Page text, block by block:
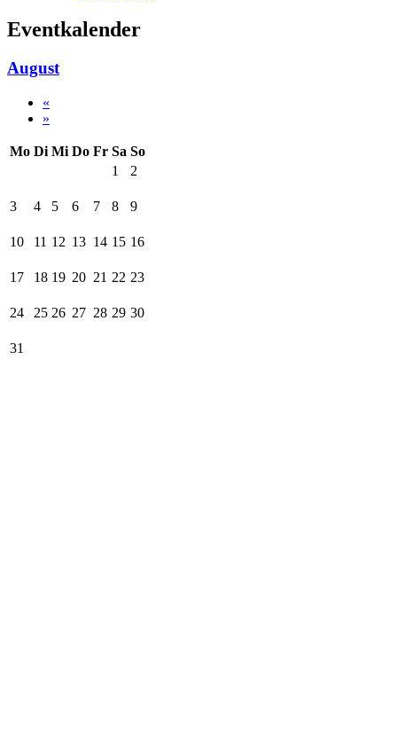
Eventkalender
August
«
»
Mo Di Mi Do Fr Sa So
1
2
3 4 5 6 7 8 9
10 11 12 13 14 15 16
17 18 19 20 21 22 23
24 25 26 27 28 29 30
31